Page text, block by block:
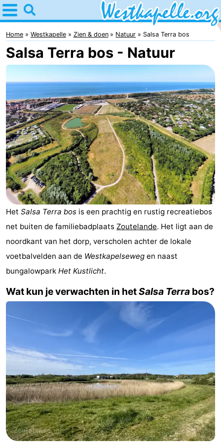
Home
Westkapelle
Tips
kinderen
Overnachten
Appartementen
-
Duinweg
-
Résidence
Wijngaerde
Campings
Hotels
-
Buitenhof
Domburg
De
Boomgaard
-
Zandput
Hof
-
Résidence
Wijngaerde
Last
minutes
Strand
Zien
Home Westkapelle Zien & doen Natuur Salsa Terra bos
Salsa Terra bos - Natuur
Het Salsa Terra bos is een prachtig en rustig recreatiebos
net buiten de familiebadplaats Zoutelande. Het ligt aan de
noordkant van het dorp, verscholen achter de lokale
voetbalvelden aan de Westkapelseweg en naast
bungalowpark Het Kustlicht.
Wat kun je verwachten in hetSalsa Terra bos?